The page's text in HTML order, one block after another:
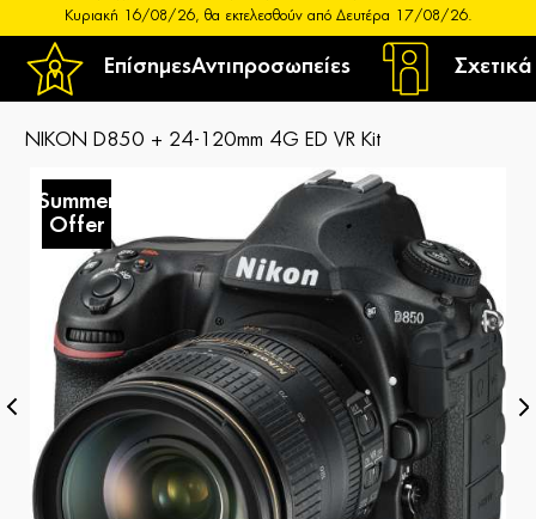
ΕπίσημεςΑντιπροσωπείες
Κυριακή 16/08/26, θα εκτελεσθούν από Δευτέρα 17/08/26.
NIKON D850 + 24-120mm 4G ED VR Kit
Summer
Offer